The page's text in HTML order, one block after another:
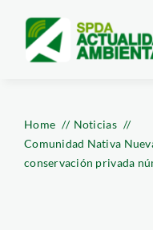
content
Home
Noticias
Comunidad Nativa
conservación privada